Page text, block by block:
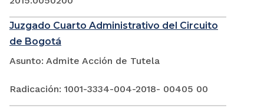
Juzgado Cuarto Administrativo del Circuito
de Bogotá
Asunto: Admite Acción de Tutela
Radicación: 1001-3334-004-2018- 00405 00